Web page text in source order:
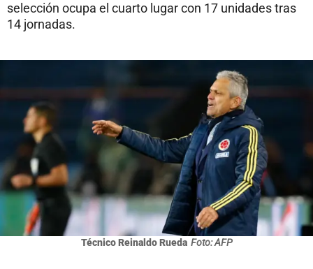
selección ocupa el cuarto lugar con 17 unidades tras
14 jornadas.
Técnico Reinaldo Rueda Foto: AFP